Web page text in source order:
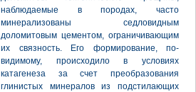
наблюдаемые в породах, часто
минерализованы седловидным
доломитовым цементом, ограничивающим
их связность. Его формирование, по-
видимому, происходило в условиях
катагенеза за счет преобразования
глинистых минералов из подстилающих